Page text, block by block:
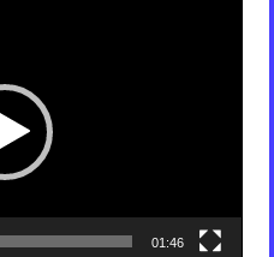
01:46